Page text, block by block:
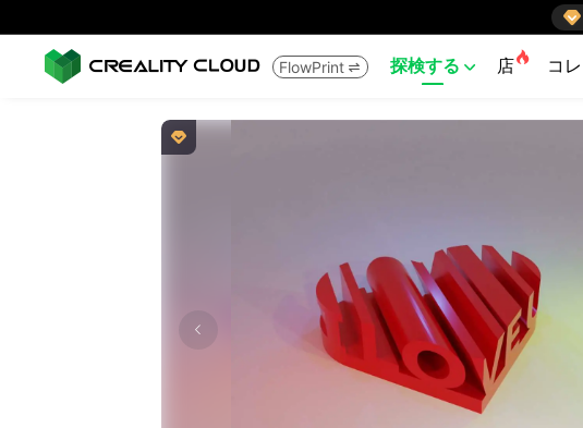

FlowPrint  探検する  店 コ
